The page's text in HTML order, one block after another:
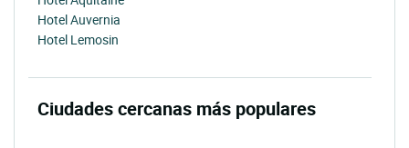
Hotel Auvernia
Hotel Lemosin
Ciudades cercanas más populares